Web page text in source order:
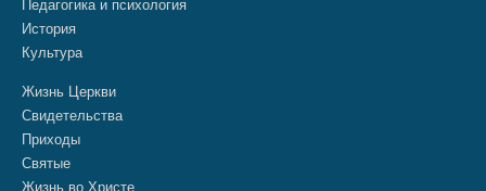
Педагогика и психология
История
Культура
Жизнь Церкви
Свидетельства
Приходы
Святые
Жизнь во Христе